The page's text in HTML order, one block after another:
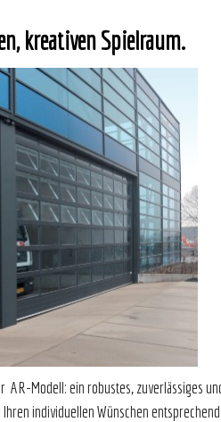
kreativen Spielraum.
AR-Modell: ein robustes, zuverlässiges
individuellen Wünschen